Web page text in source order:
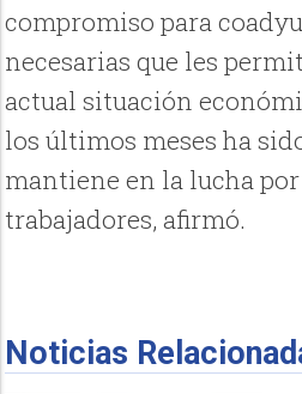
compromiso para
necesarias que les
actual situación
los últimos meses ha
mantiene en la lucha
trabajadores, afirmó.
Noticias